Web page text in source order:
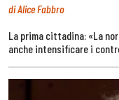
di Alice Fabbro
La prima cittadina: «La
anche intensificare i